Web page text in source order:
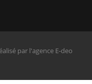
par l'agence E-deo